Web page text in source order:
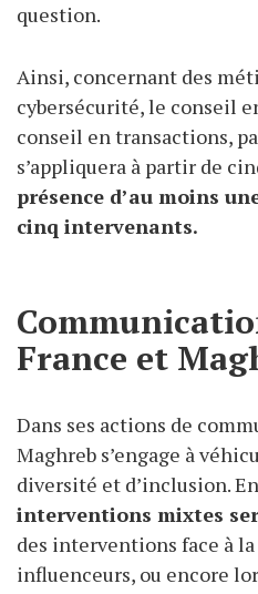
question.
Ainsi, concernant des
cybersécurité, le conseil
conseil en transactions,
s’appliquera à partir de
présence d’au moins
cinq intervenants.
France et
Dans ses actions de
Maghreb s’engage à
diversité et d’inclusion.
interventions mixtes
des interventions face à la
influenceurs, ou encore